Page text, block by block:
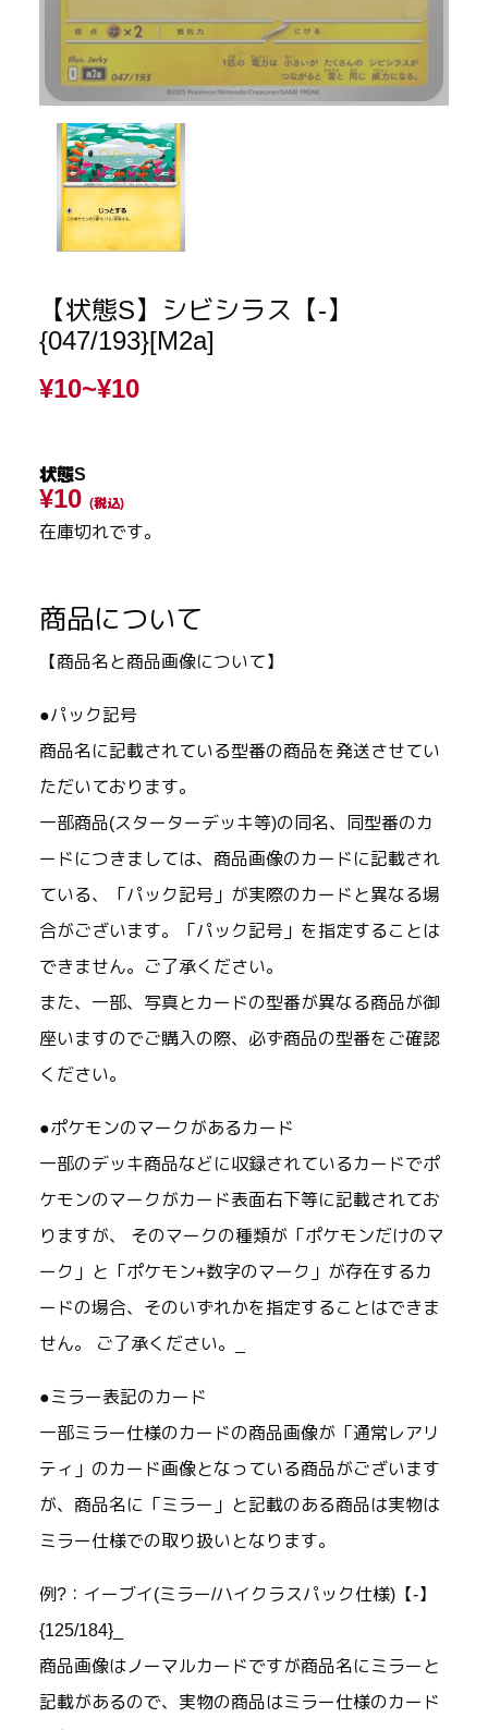
【状態S】シビシラス【-】
{047/193}[M2a]
¥10~¥10
状態S
¥10 (税込)
在庫切れです。
商品について
【商品名と商品画像について】
●パック記号
商品名に記載されている型番の商品を発送させてい
ただいております。
一部商品(スターターデッキ等)の同名、同型番のカ
ードにつきましては、商品画像のカードに記載され
ている、「パック記号」が実際のカードと異なる場
合がございます。「パック記号」を指定することは
できません。ご了承ください。
また、一部、写真とカードの型番が異なる商品が御
座いますのでご購入の際、必ず商品の型番をご確認
ください。
●ポケモンのマークがあるカード
一部のデッキ商品などに収録されているカードでポ
ケモンのマークがカード表面右下等に記載されてお
りますが、 そのマークの種類が「ポケモンだけのマ
ーク」と「ポケモン+数字のマーク」が存在するカ
ードの場合、そのいずれかを指定することはできま
せん。 ご了承ください。_
●ミラー表記のカード
一部ミラー仕様のカードの商品画像が「通常レアリ
ティ」のカード画像となっている商品がございます
が、商品名に「ミラー」と記載のある商品は実物は
ミラー仕様での取り扱いとなります。
例?：イーブイ(ミラー/ハイクラスパック仕様)【-】
{125/184}_
商品画像はノーマルカードですが商品名にミラーと
記載があるので、実物の商品はミラー仕様のカード